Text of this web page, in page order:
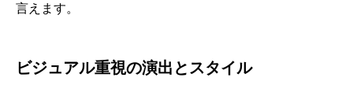
言えます。
ビジュアル重視の演出とスタイル